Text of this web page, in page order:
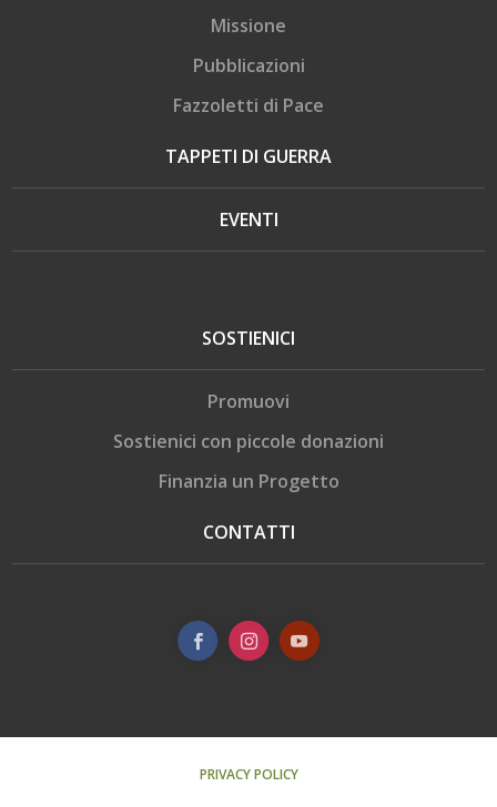
Missione
Pubblicazioni
Fazzoletti di Pace
TAPPETI DI GUERRA
EVENTI
SOSTIENICI
Promuovi
Sostienici con piccole donazioni
Finanzia un Progetto
CONTATTI
PRIVACY POLICY